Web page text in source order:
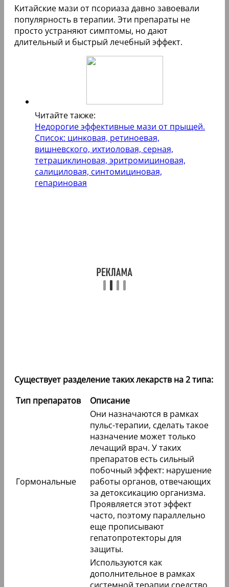
Китайские мази от псориаза давно завоевали
популярность в терапии. Эти препараты не
просто устраняют симптомы, но дают
длительный и быстрый лечебный эффект.
Читайте также:
Недорогие эффективные мази от прыщей.
Список: цинковая, ретиноевая,
вишневского, ихтиоловая, серная,
тетрациклиновая, эритромициновая,
салициловая, синтомициновая,
гепариновая
Существует разделение таких лекарств на 2 типа:
Тип препаратов
Описание
Гормональные
Они назначаются в рамках
пульс-терапии, сделать такое
назначение может только
лечащий врач. У таких
препаратов есть сильный
побочный эффект: нарушение
работы органов, отвечающих
за детоксикацию организма.
Проявляется этот эффект
часто, поэтому параллельно
еще прописывают
гепатопротекторы для
защиты.
Используются как
дополнительное в рамках